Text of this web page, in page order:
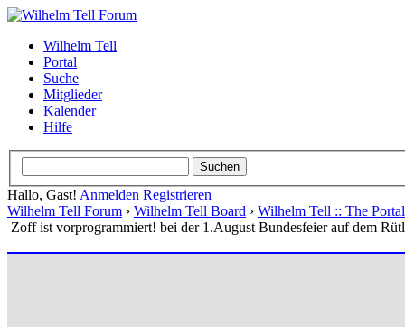
Wilhelm Tell
Portal
Suche
Mitglieder
Kalender
Hilfe
Hallo, Gast! Anmelden Registrieren
Wilhelm Tell Forum › Wilhelm Tell Board › Wilhelm Tell :: The
Zoff ist vorprogrammiert! bei der 1.August Bundesfeier auf dem